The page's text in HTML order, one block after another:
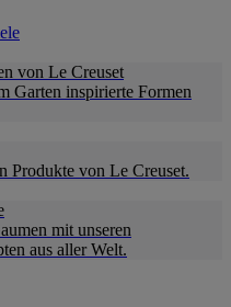
von Le Creuset
Garten inspirierte Formen
Produkte von Le Creuset.
mit unseren
aus aller Welt.